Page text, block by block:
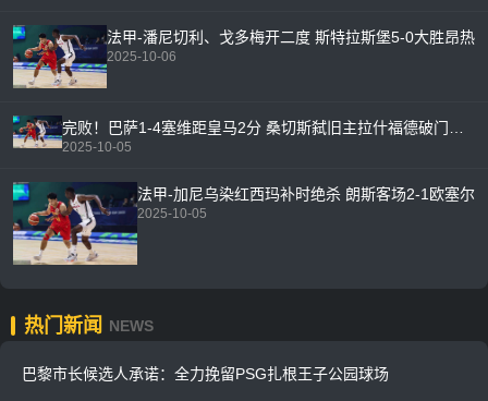
法甲-潘尼切利、戈多梅开二度 斯特拉斯堡5-0大胜昂热
2025-10-06
2025-10-05
法甲-加尼乌染红西玛补时绝杀 朗斯客场2-1欧塞尔
2025-10-05
热门新闻 NEWS
巴黎市长候选人承诺：全力挽留PSG扎根王子公园球场